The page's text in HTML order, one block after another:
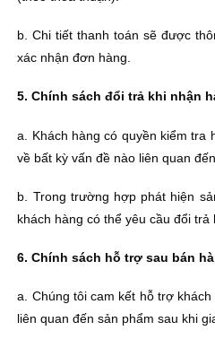
b. Chi tiết thanh toán sẽ được
xác nhận đơn hàng.
5. Chính sách đổi trả khi nhận
a. Khách hàng có quyền kiểm tra
về bất kỳ vấn đề nào liên quan
b. Trong trường hợp phát hiện
khách hàng có thể yêu cầu đổi trả
6. Chính sách hỗ trợ sau bán
a. Chúng tôi cam kết hỗ trợ
liên quan đến sản phẩm sau khi